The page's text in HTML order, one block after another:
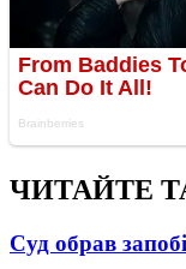
ЧИТАЙТЕ
Суд обрав